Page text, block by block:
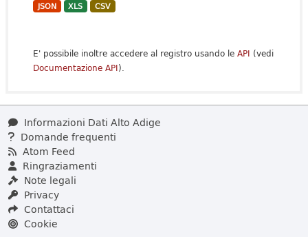
JSON XLS CSV
E' possibile inoltre accedere al registro usando le API (vedi
Documentazione API).
Informazioni Dati Alto Adige
Domande frequenti
Atom Feed
Ringraziamenti
Note legali
Privacy
Contattaci
Cookie